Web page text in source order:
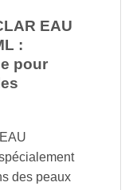
EAU
:
pour
des peaux